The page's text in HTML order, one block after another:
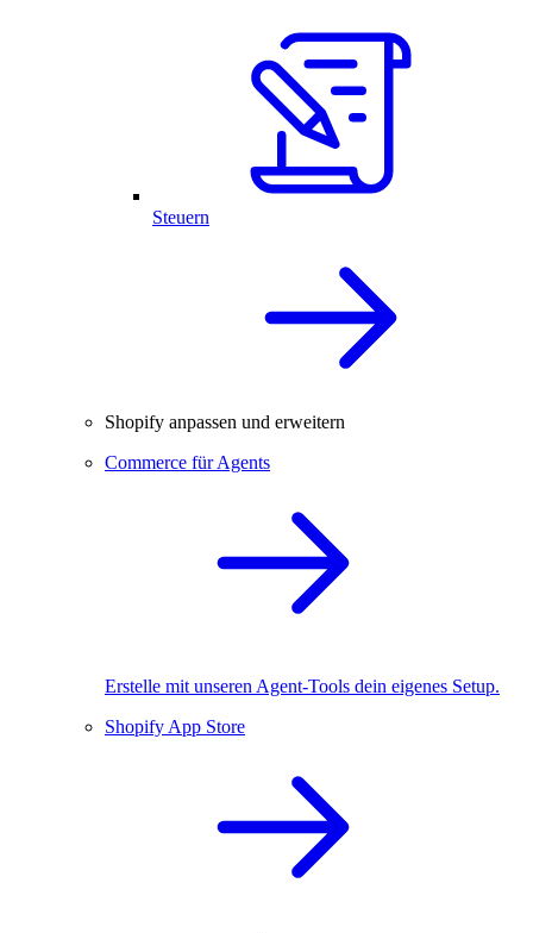
Steuern
Shopify anpassen und erweitern
Commerce für Agents
Erstelle mit unseren Agent-Tools dein eigenes Setup.
Shopify App Store